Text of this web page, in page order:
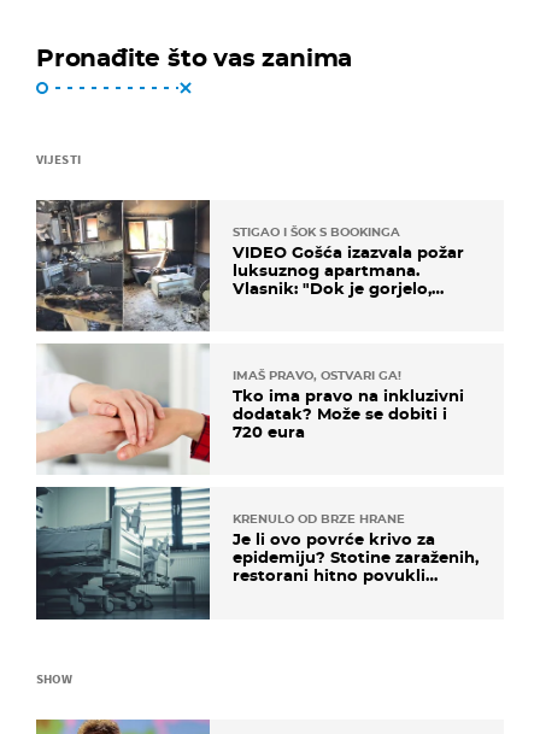
Pronađite što vas zanima
VIJESTI
STIGAO I ŠOK S BOOKINGA
VIDEO Gošća izazvala požar
luksuznog apartmana.
Vlasnik: "Dok je gorjelo,
IMAŠ PRAVO, OSTVARI GA!
Tko ima pravo na inkluzivni
dodatak? Može se dobiti i
720 eura
KRENULO OD BRZE HRANE
Je li ovo povrće krivo za
epidemiju? Stotine zaraženih,
restorani hitno povukli
SHOW